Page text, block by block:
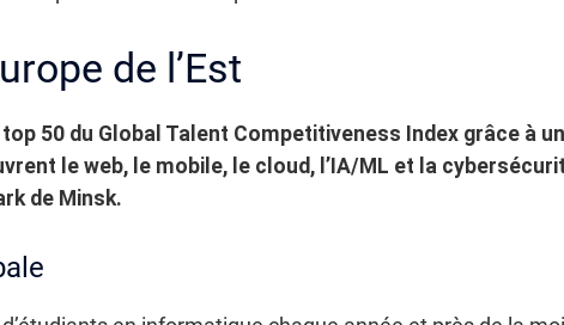
de l’Est
50 du Global Talent Competitiveness Index grâce à
le web, le mobile, le cloud, l’IA/ML et la
de Minsk.